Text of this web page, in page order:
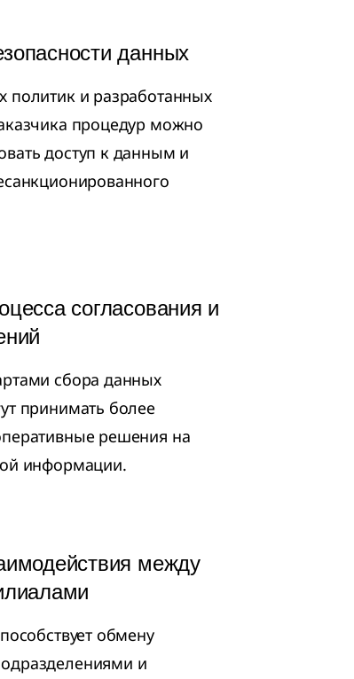
данных
и разработанных
процедур можно
доступ к данным и
согласования и
сбора данных
принимать более
решения на
информации.
между
обмену
и